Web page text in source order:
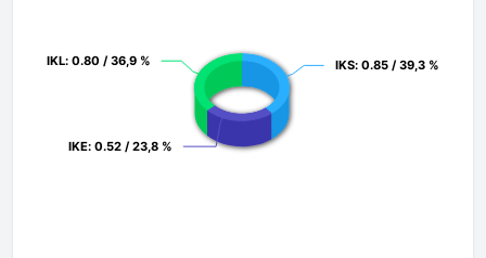
IKS: 0.85 / 39,3 %
IKS: 0.85 / 39,3 %
IKE: 0.52 / 23,8 %
IKE: 0.52 / 23,8 %
IKL: 0.80 / 36,9 %
IKL: 0.80 / 36,9 %